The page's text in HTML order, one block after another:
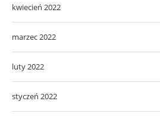
kwiecień 2022
marzec 2022
luty 2022
styczeń 2022